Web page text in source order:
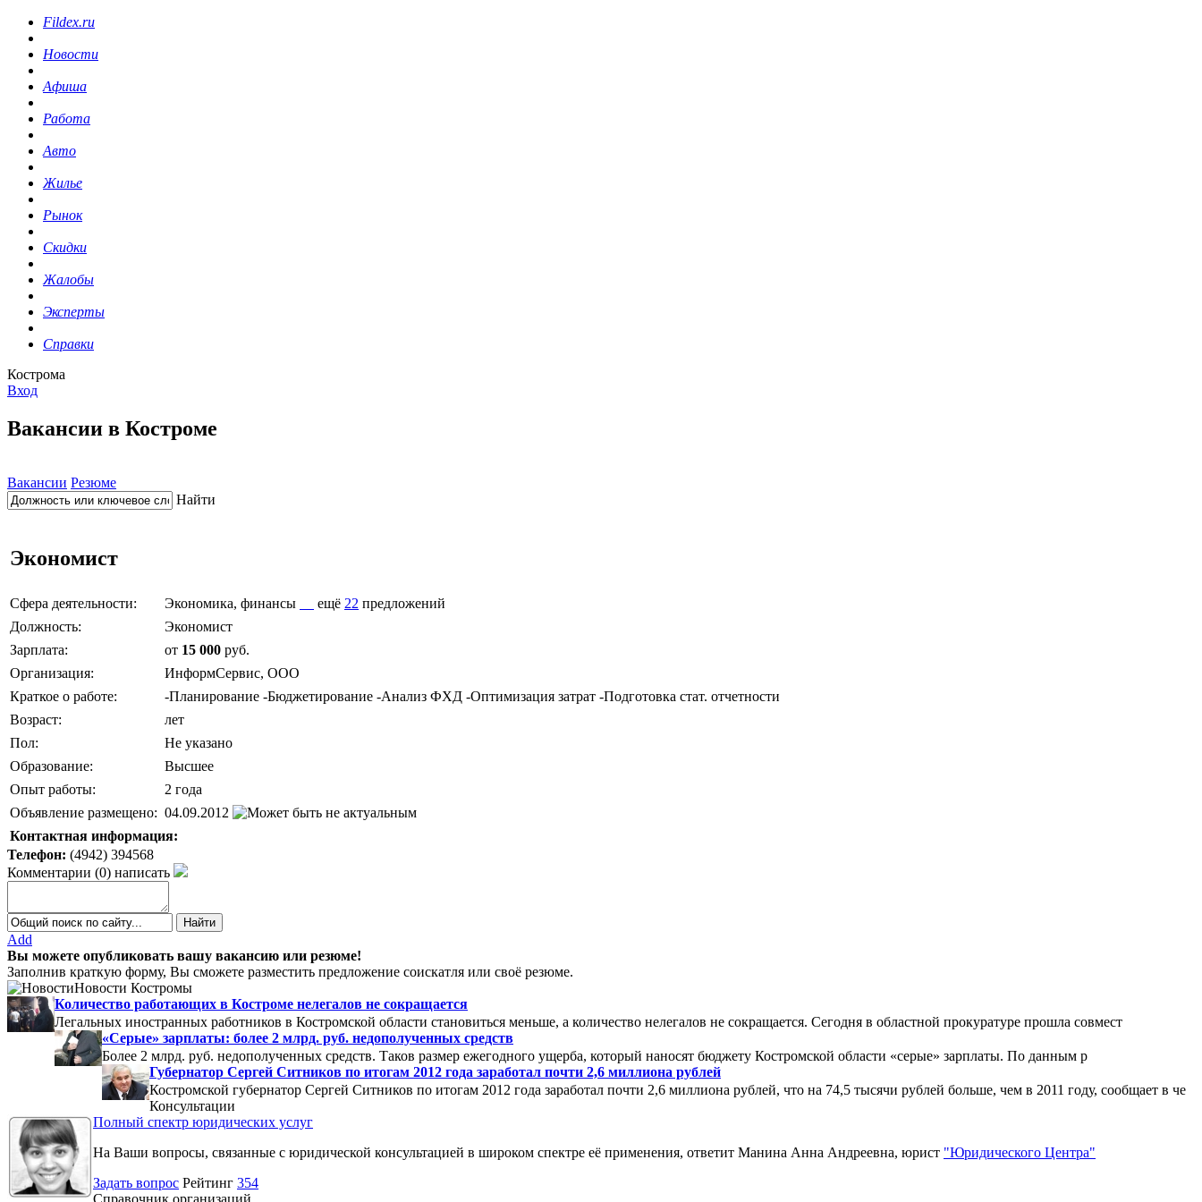
Fildex.ru
Новости
Афиша
Работа
Авто
Жилье
Рынок
Скидки
Жалобы
Эксперты
Справки
Кострома
Вход
Вакансии в Костроме
Вакансии Резюме
Найти
Экономист
Сфера деятельности: Экономика, финансы ещё 22 предложений
Должность:
Экономист
Зарплата:
от 15 000 руб.
Организация:
ИнформСервис, ООО
Краткое о работе:
-Планирование -Бюджетирование -Анализ ФХД -Оптимизация затрат -Подготовка стат. отчетности
Возраст:
лет
Пол:
Не указано
Образование:
Высшее
Опыт работы:
2 года
Объявление размещено: 04.09.2012
Контактная информация:
Телефон: (4942) 394568
Комментарии (0) написать
Add
Вы можете опубликовать вашу вакансию или резюме!
Заполнив краткую форму, Вы сможете разместить предложение соискатля или своё резюме.
Новости Костромы
Количество работающих в Костроме нелегалов не сокращается
Легальных иностранных работников в Костромской области становиться меньше, а количество нелегалов не сокращается. Сегодня в областной прокуратуре прошла совмест
«Серые» зарплаты: более 2 млрд. руб. недополученных средств
Более 2 млрд. руб. недополученных средств. Таков размер ежегодного ущерба, который наносят бюджету Костромской области «серые» зарплаты. По данным р
Губернатор Сергей Ситников по итогам 2012 года заработал почти 2,6 миллиона рублей
Костромской губернатор Сергей Ситников по итогам 2012 года заработал почти 2,6 миллиона рублей, что на 74,5 тысячи рублей больше, чем в 2011 году, сообщает в че
Консультации
Полный спектр юридических услуг
На Ваши вопросы, связанные с юридической консультацией в широком спектре её применения, ответит Манина Анна Андреевна, юрист "Юридического Центра"
Задать вопрос Рейтинг 354
Справочник организаций